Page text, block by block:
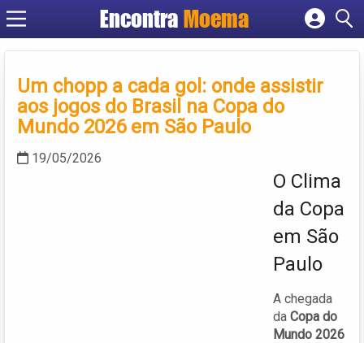
Encontra Moema
Criar conta
Um chopp a cada gol: onde assistir
aos jogos do Brasil na Copa do
Mundo 2026 em São Paulo
19/05/2026
O Clima
da Copa
em São
Paulo
A chegada
da Copa do
Mundo 2026